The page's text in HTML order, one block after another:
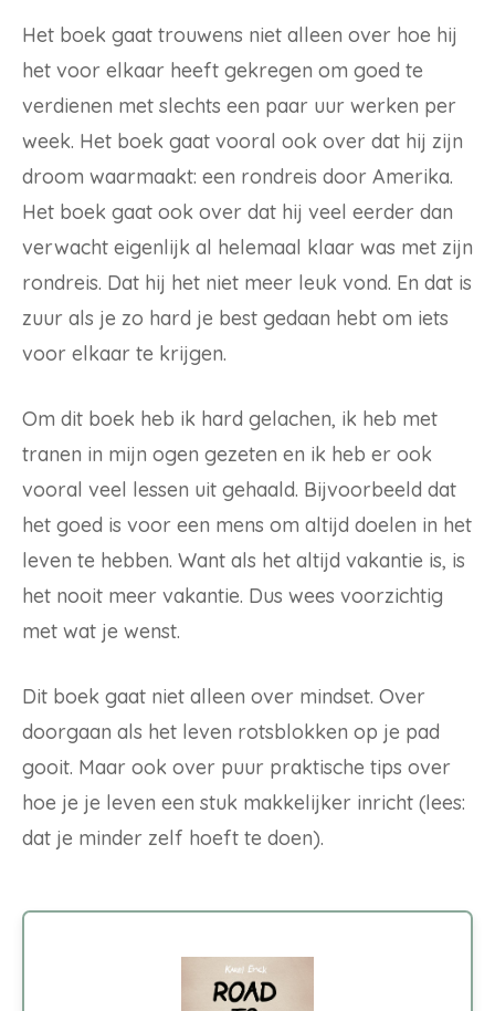
Het boek gaat trouwens niet alleen over hoe hij
het voor elkaar heeft gekregen om goed te
verdienen met slechts een paar uur werken per
week. Het boek gaat vooral ook over dat hij zijn
droom waarmaakt: een rondreis door Amerika.
Het boek gaat ook over dat hij veel eerder dan
verwacht eigenlijk al helemaal klaar was met zijn
rondreis. Dat hij het niet meer leuk vond. En dat is
zuur als je zo hard je best gedaan hebt om iets
voor elkaar te krijgen.
Om dit boek heb ik hard gelachen, ik heb met
tranen in mijn ogen gezeten en ik heb er ook
vooral veel lessen uit gehaald. Bijvoorbeeld dat
het goed is voor een mens om altijd doelen in het
leven te hebben. Want als het altijd vakantie is, is
het nooit meer vakantie. Dus wees voorzichtig
met wat je wenst.
Dit boek gaat niet alleen over mindset. Over
doorgaan als het leven rotsblokken op je pad
gooit. Maar ook over puur praktische tips over
hoe je je leven een stuk makkelijker inricht (lees:
dat je minder zelf hoeft te doen).